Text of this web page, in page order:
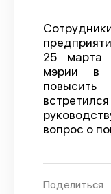
25 марта
мэрии в
вопрос о
Поделиться